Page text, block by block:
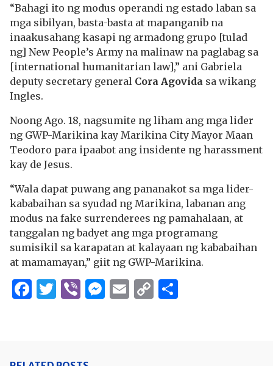
“Bahagi ito ng modus operandi ng estado laban sa
mga sibilyan, basta-basta at mapanganib na
inaakusahang kasapi ng armadong grupo [tulad
ng] New People’s Army na malinaw na paglabag sa
[international humanitarian law],” ani Gabriela
deputy secretary general Cora Agovida sa wikang
Ingles.
Noong Ago. 18, nagsumite ng liham ang mga lider
ng GWP-Marikina kay Marikina City Mayor Maan
Teodoro para ipaabot ang insidente ng harassment
kay de Jesus.
“Wala dapat puwang ang pananakot sa mga lider-
kababaihan sa syudad ng Marikina, labanan ang
modus na fake surrenderees ng pamahalaan, at
tanggalan ng badyet ang mga programang
sumisikil sa karapatan at kalayaan ng kababaihan
at mamamayan,” giit ng GWP-Marikina.
Facebook
Twitter
ViberMessenger
Email
Copy